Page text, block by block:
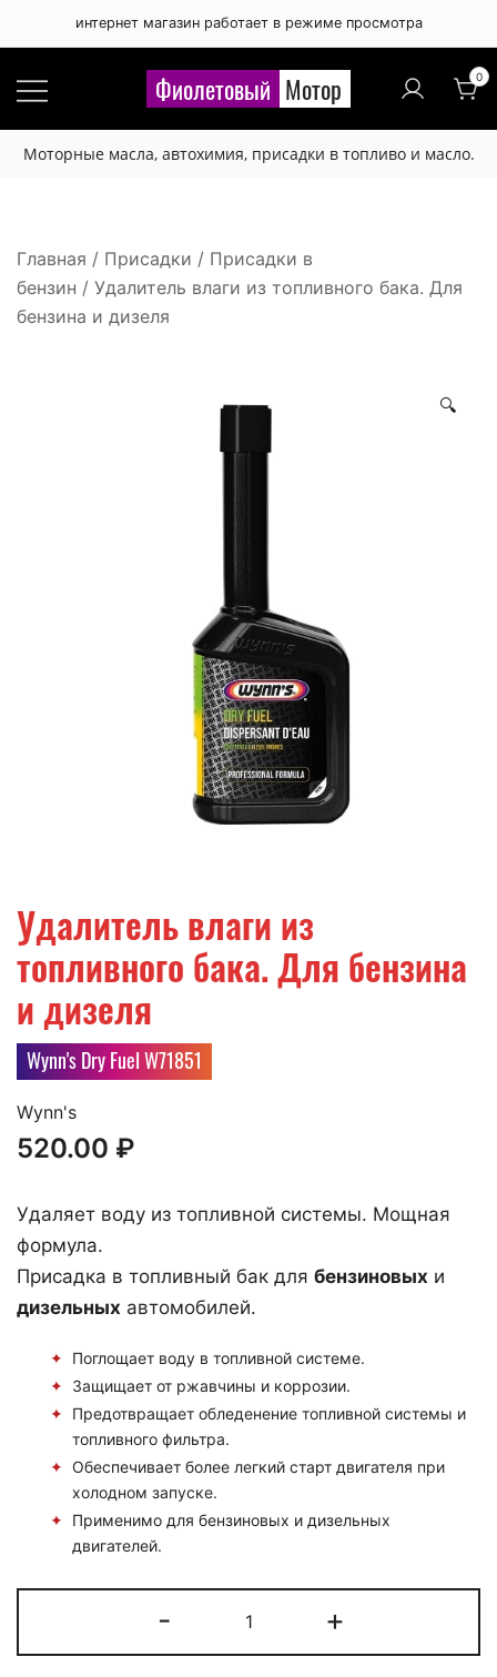
интернет магазин работает в режиме просмотра
Фиолетовый Мотор 0
Моторные масла, автохимия, присадки в топливо и масло.
Главная / Присадки / Присадки в
бензин / Удалитель влаги из топливного бака. Для
бензина и дизеля
🔍
Удалитель влаги из
топливного бака. Для бензина
и дизеля
Wynn's Dry Fuel W71851
Правила публикации отзывов ×
этот товар.
Отзыв не публикуется если:
- набран латинскими буквами,
- содержит большое количество лексических,
орфографических и других ошибок,
Публикация отзыва происходит только после
их предварительной проверки.
Администрация сайта оставляют за собой право
не публиковать отзывы, которые не
удовлетворяют перечисленным выше
требованиям, а также оставляют за собой право
Wynn's
520.00 ₽
Удаляет воду из топливной системы. Мощная
формула.
Присадка в топливный бак для бензиновых и
дизельных автомобилей.
Поглощает воду в топливной системе.
Защищает от ржавчины и коррозии.
Предотвращает обледенение топливной системы и
топливного фильтра.
Обеспечивает более легкий старт двигателя при
холодном запуске.
Применимо для бензиновых и дизельных
двигателей.
-
Удалитель
влаги
+